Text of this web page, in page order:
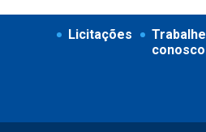
Licitações
Trabalhe
conosco